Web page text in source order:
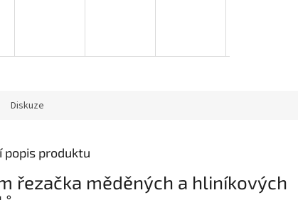
Diskuze
popis produktu
řezačka měděných a hliníkových